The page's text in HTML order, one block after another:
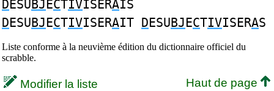
DESUBJECTIVISERAIS
DESUBJECTIVISERAIT DESUBJECTIVISERAS
Liste conforme à la neuvième édition du dictionnaire officiel du
scrabble.
Modifier la liste
Haut de page